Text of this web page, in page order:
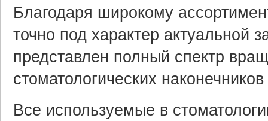
Благодаря широкому
точно под характер актуальной
представлен полный спектр
стоматологических
Все используемые в